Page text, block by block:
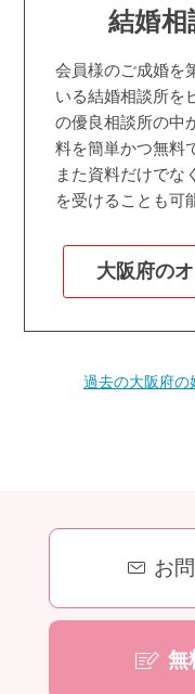
結婚相
会員様のご成婚を
いる結婚相談所を
の優良相談所の中
料を簡単かつ無料
また資料だけでな
を受けることも可
大阪府の
過去の大阪府の
お
無